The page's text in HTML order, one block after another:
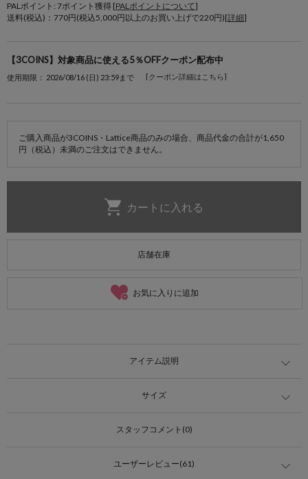
PALポイント: 7ポイント獲得 [PALポイントについて]
送料(税込)：770円(税込5,000円以上のお買い上げで220円)[詳細]
【3COINS】対象商品に使える5％OFFクーポン配布中
使用期限： 2026/08/16 (日) 23:59まで [クーポン詳細はこちら]
ご購入商品が3COINS・Lattice商品のみの場合、商品代金の合計が1,650
円（税込）未満のご注文はできません。
店舗在庫
お気に入りに追加
アイテム説明
サイズ
スタッフコメント(0)
ユーザーレビュー(61)